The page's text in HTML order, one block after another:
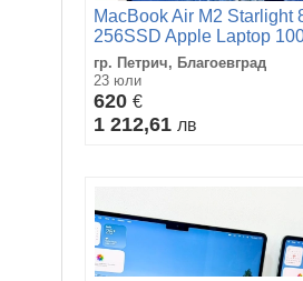
MacBook Air M2 Starlight
256SSD Apple Laptop
Батерия
гр. Петрич, Благоевград
23 юли
620 €
1 212,61 лв